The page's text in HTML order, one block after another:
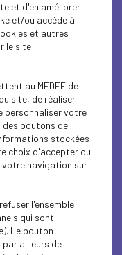
les
en
de
, à travers
sur 12
les
mise en
et d'en améliorer
et/ou accède à
et autres
le site
au MEDEF de
site, de réaliser
personnaliser votre
des boutons de
stockées
choix d'accepter ou
votre navigation sur
l'ensemble
qui sont
Le bouton
ailleurs de